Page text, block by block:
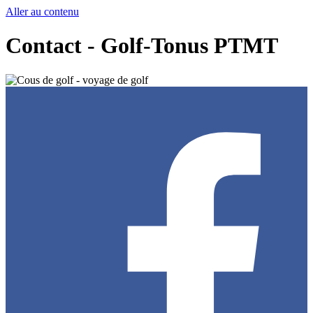
Aller au contenu
Contact - Golf-Tonus PTMT